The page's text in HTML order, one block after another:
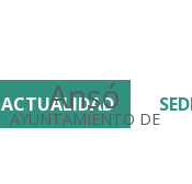
Ansó
AYUNTAMIENTO DE
ACTUALIDAD